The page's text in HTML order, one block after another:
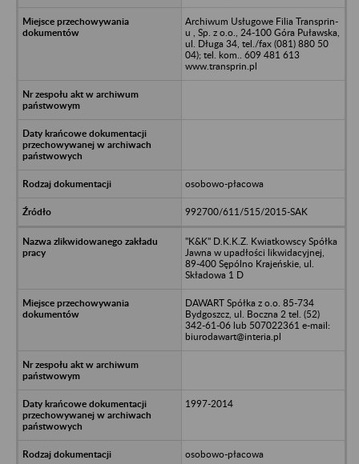
Archiwum Usługowe Filia Transprin-
u , Sp. z o.o., 24-100 Góra Puławska,
ul. Długa 34, tel./fax (081) 880 50
04); tel. kom.. 609 481 613
www.transprin.pl
osobowo-płacowa
992700/611/515/2015-SAK
"K&K" D.K.K.Z. Kwiatkowscy Spółka
Jawna w upadłości likwidacyjnej,
89-400 Sępólno Krajeńskie, ul.
Składowa 1 D
DAWART Spółka z o.o. 85-734
Bydgoszcz, ul. Boczna 2 tel. (52)
342-61-06 lub 507022361 e-mail:
biurodawart@interia.pl
1997-2014
osobowo-płacowa